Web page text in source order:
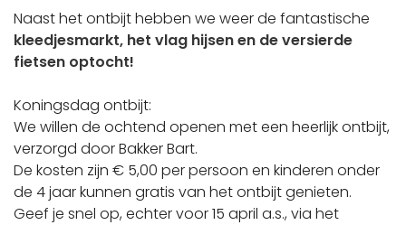
Naast het ontbijt hebben we weer de fantastische
kleedjesmarkt, het vlag hijsen en de versierde
fietsen optocht!
Koningsdag ontbijt:
We willen de ochtend openen met een heerlijk ontbijt,
verzorgd door Bakker Bart.
De kosten zijn € 5,00 per persoon en kinderen onder
de 4 jaar kunnen gratis van het ontbijt genieten.
Geef je snel op, echter voor 15 april a.s., via het